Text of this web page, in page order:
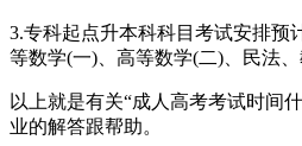
3.专科起点升本科科目考试安排预
等数学(一)、高等数学(二)、民法
以上就是有关“成人高考考试时间
业的解答跟帮助。